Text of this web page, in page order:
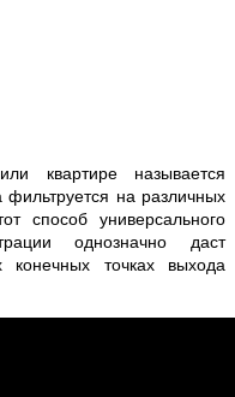
квартире называется
фильтруется на различных
способ универсального
однозначно даст
конечных точках выхода